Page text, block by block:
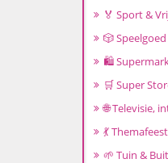
🏅 Sport &
🎲
🛍️
🛒 Super
🌐 Televisie,
💃
🌱 Tuin &